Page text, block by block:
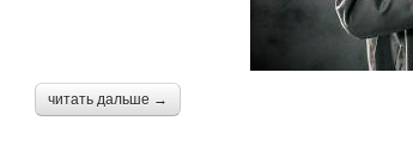
читать дальше →